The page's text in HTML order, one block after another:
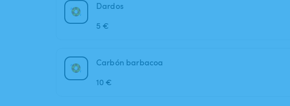
Dardos
5 €
Carbón barbacoa
10 €